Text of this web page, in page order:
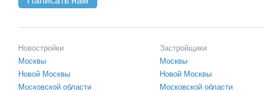
Новостройки
Москвы
Новой Москвы
Московской области
Застройщики
Москвы
Новой Москвы
Московской области